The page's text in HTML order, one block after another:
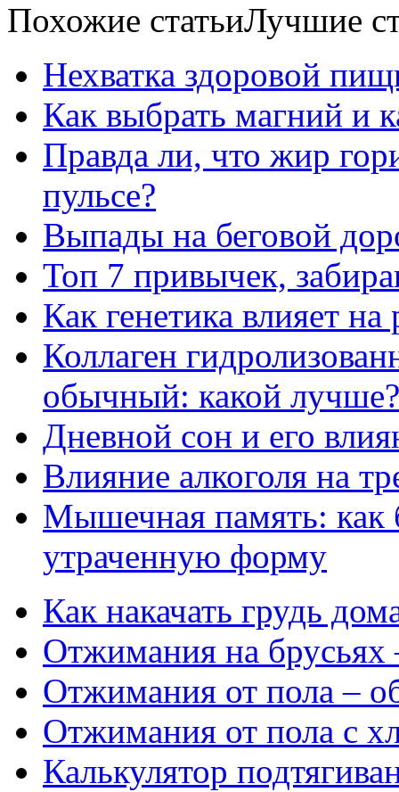
Похожие статьиЛучшие
Нехватка здоровой
Как выбрать магний и
Правда ли, что жир
пульсе?
Выпады на беговой
Топ 7 привычек,
Как генетика влияет
Коллаген
обычный: какой лучше?
Дневной сон и его
Влияние алкоголя на
Мышечная память: как
утраченную форму
Как накачать грудь
Отжимания на брусьях
Отжимания от пола –
Отжимания от пола с
Калькулятор